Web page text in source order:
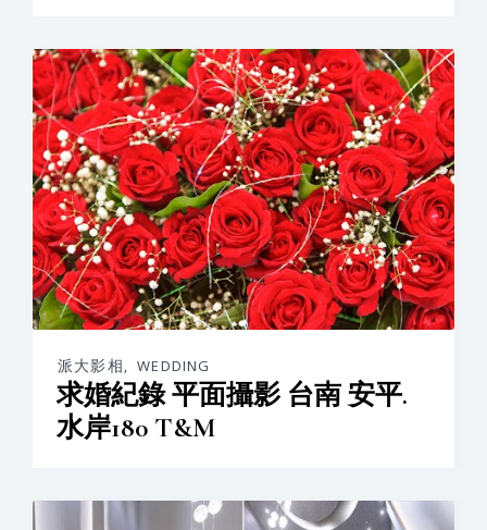
派大影相, WEDDING
求婚紀錄 平面攝影 台南 安平.
水岸180 T&M